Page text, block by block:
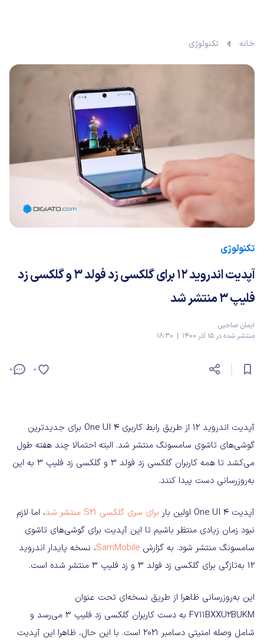
خانه تکنولوژی
تکنولوژی
آپدیت اندروید ۱۲ برای گلکسی زد فولد ۳ و گلکسی زد
فلیپ ۳ منتشر شد
ایمان صاحبی
منتشر شده در 15 آذر 1400 | 18:30
0 0
آپدیت اندروید ۱۲ از طریق رابط کاربری One UI 4 برای جدیدترین
گوشی‌های تاشوی سامسونگ منتشر شد. البته احتمالا چند هفته طول
می‌کشد تا همه کاربران گلکسی زد فولد ۳ و گلکسی زد فلیپ ۳ به این
به‌روزرسانی دست پیدا کنند.
آپدیت One UI 4 اولین بار برای سری گلکسی S21 منتشر شد
، اما لازم
نبود زمان زیادی منتظر باشیم تا این آپدیت برای گوشی‌های تاشوی
سامسونگ منتشر شود. به گزارش SamMobile، نسخه پایدار اندروید
۱۲ به‌تازگی برای گلکسی زد فولد ۳ و زد فلیپ ۳ منتشر شده است.
این به‌روزرسانی ظاهرا از طریق نسخه‌ای تحت عنوان
F711BXXU2BUKM به دست کاربران گلکسی زد فلیپ ۳ می‌رسد و
شامل وصله امنیتی دسامبر ۲۰۲۱ است. با این حال، ظاهرا این آپدیت